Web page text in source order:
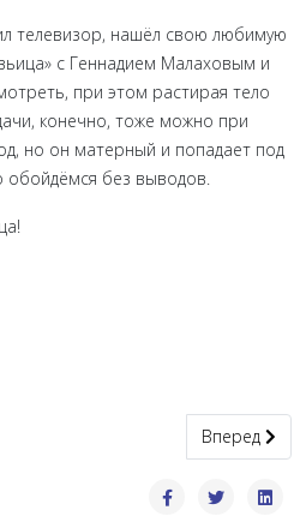
телевизор, нашёл свою любимую
с Геннадием Малаховым и
при этом растирая тело
конечно, тоже можно при
но он матерный и попадает под
обойдёмся без выводов.
Вперед